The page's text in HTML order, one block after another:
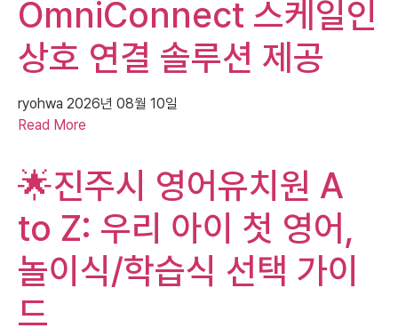
OmniConnect 스케일인
상호 연결 솔루션 제공
ryohwa 2026년 08월 10일
Read More
🌟진주시 영어유치원 A
to Z: 우리 아이 첫 영어,
놀이식/학습식 선택 가이
드